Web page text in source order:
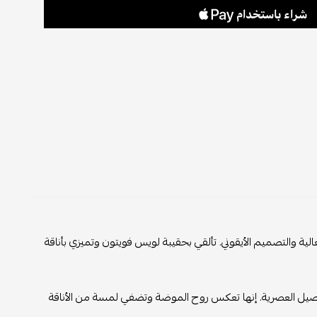
والتصميم الأيقوني. تألقي بحقيبة لويس فويتون وتميزي بأناقة
العصرية. إنها تعكس روح الموضة وتضفي لمسة من الأناقة